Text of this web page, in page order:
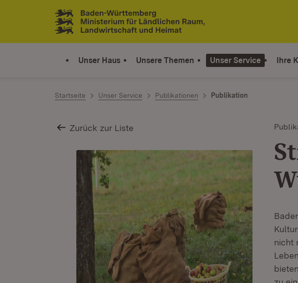
Zum Inhalt springen
Link zur Startseite
Unser Haus Unsere Themen Unser Service Ihre
Startseite Unser Service Publikationen Publikation
Zurück zur Liste
nicht